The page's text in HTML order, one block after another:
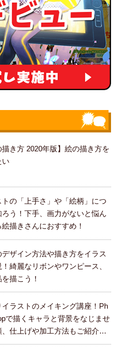
描き方 2020年版】絵の描き方を
い
トの「上手さ」や「絵柄」につ
ろう！下手、画力がないと悩ん
絵描きさんにおすすめ！
デザイン方法や描き方をイラス
！綺麗なリボンやワンピース、
描こう！
イラストのメイキング講座！Ph
で描くキャラと背景をなじませ
、仕上げや加工方法もご紹介し